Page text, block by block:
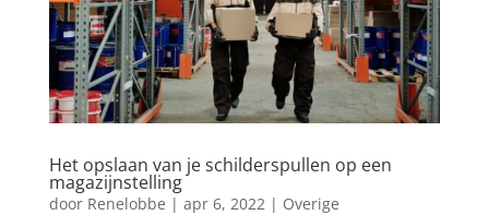
Het opslaan van je schilderspullen op een
magazijnstelling
door Renelobbe | apr 6, 2022| Overige